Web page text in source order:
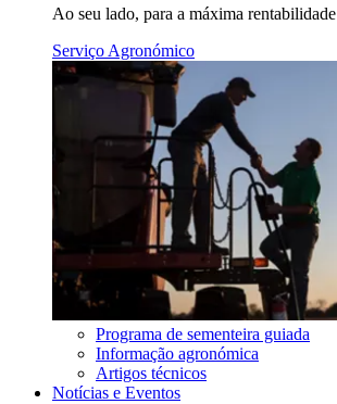
Ao seu lado, para a máxima rentabilidade
Serviço Agronómico
Programa de sementeira guiada
Informação agronómica
Artigos técnicos
Notícias e Eventos